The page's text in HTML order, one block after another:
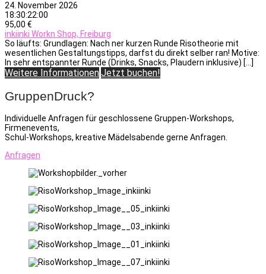
24. November 2026
18:30:22:00
95,00 €
inkiinki Workn Shop, Freiburg
So läufts: Grundlagen: Nach ner kurzen Runde Risotheorie mit
wesentlichen Gestaltungstipps, darfst du direkt selber ran! Motive:
In sehr entspannter Runde (Drinks, Snacks, Plaudern inklusive) […]
Weitere InformationenJetzt buchen!
GruppenDruck?
Individuelle Anfragen für geschlossene Gruppen-Workshops,
Firmenevents,
Schul-Workshops, kreative Mädelsabende gerne Anfragen.
Anfragen